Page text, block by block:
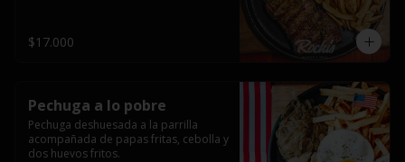
$17.000
Pechuga a lo pobre
Pechuga deshuesada a la parrilla
acompañada de papas fritas, cebolla y
dos huevos fritos.